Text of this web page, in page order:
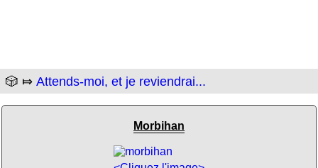
🎲 ⤇ Attends-moi, et je reviendrai...
Morbihan